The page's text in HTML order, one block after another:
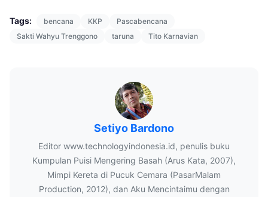
Tags: bencana KKP
Pascabencana
Sakti Wahyu Trenggono
taruna Tito Karnavian
Setiyo Bardono
Editor www.technologyindonesia.id, penulis buku
Kumpulan Puisi Mengering Basah (Arus Kata, 2007),
Mimpi Kereta di Pucuk Cemara (PasarMalam
Production, 2012), dan Aku Mencintaimu dengan